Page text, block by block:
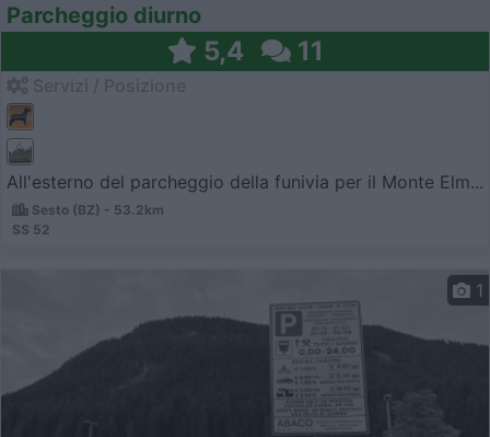
Parcheggio diurno
5,4 11
All'esterno del parcheggio della funivia per il Monte Elm...
Sesto (BZ) - 53.2km
SS 52
1